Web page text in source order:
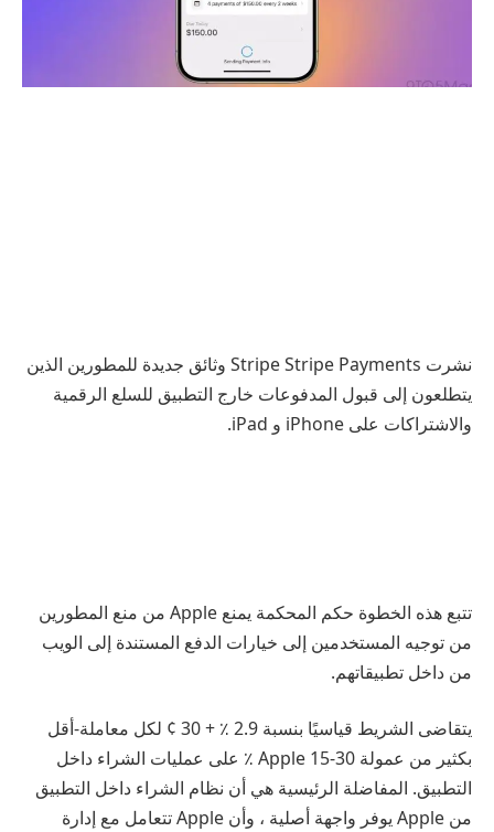
نشرت Stripe Stripe Payments وثائق جديدة للمطورين الذين
يتطلعون إلى قبول المدفوعات خارج التطبيق للسلع الرقمية
والاشتراكات على iPhone و iPad.
تتبع هذه الخطوة حكم المحكمة يمنع Apple من منع المطورين
من توجيه المستخدمين إلى خيارات الدفع المستندة إلى الويب
من داخل تطبيقاتهم.
يتقاضى الشريط قياسيًا بنسبة 2.9 ٪ + 30 ¢ لكل معاملة-أقل
بكثير من عمولة Apple 15-30 ٪ على عمليات الشراء داخل
التطبيق. المفاضلة الرئيسية هي أن نظام الشراء داخل التطبيق
من Apple يوفر واجهة أصلية ، وأن Apple تتعامل مع إدارة